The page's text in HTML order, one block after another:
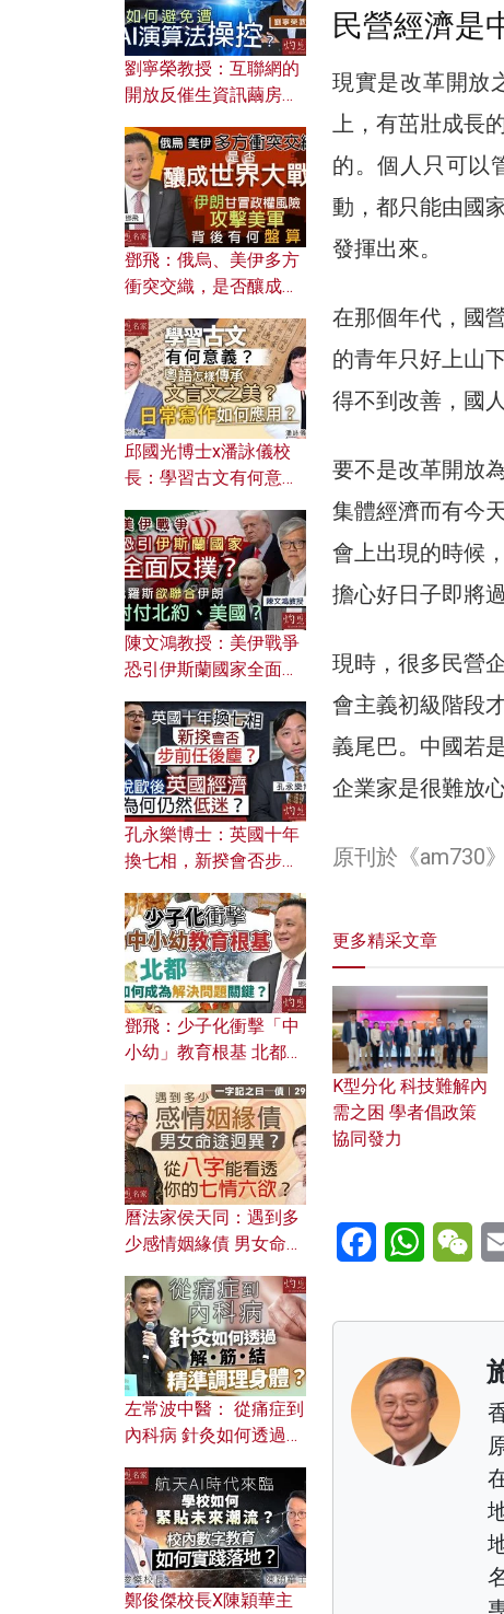
民營經濟是
現實是改革開放
上，有茁壯成長
的。個人只可以
動，都只能由國
發揮出來。
在那個年代，國
的青年只好上山
得不到改善，國
要不是改革開放
集體經濟而有今
會上出現的時候
擔心好日子即將
現時，很多民營
會主義初級階段
義尾巴。中國若
企業家是很難放心
原刊於《am730
更多精采文章
K型分化 科技難解內
需之困 學者倡政策
協同發力
FacebookWhatsApp
劉寧榮教授：互聯網的
開放反催生資訊繭房，
何避免遭AI演算法操
控？
鄧飛：俄烏、美伊多方
衝突交織，是否釀成世
風險攻擊美軍，背後有
何盤算？
邱國光博士x潘詠儀校
長：學習古文有何意
文之美？ 日常寫作如何
應用？
陳文鴻教授：美伊戰爭
恐引伊斯蘭國家全面反
對付北約美國？
孔永樂博士：英國十年
換七相，新揆會否步前
濟為何仍然低迷？
鄧飛：少子化衝擊「中
小幼」教育根基 北都如
曆法家侯天同：遇到多
少感情姻緣債 男女命途
的七情六欲？
左常波中醫： 從痛症到
內科病 針灸如何透過解
鄭俊傑校長X陳穎華主